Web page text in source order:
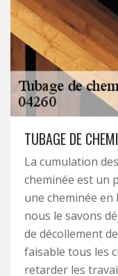
TUBAGE DE
La cumulation
cheminée est un
une cheminée
nous le savons
de décollement
faisable tous les
retarder les